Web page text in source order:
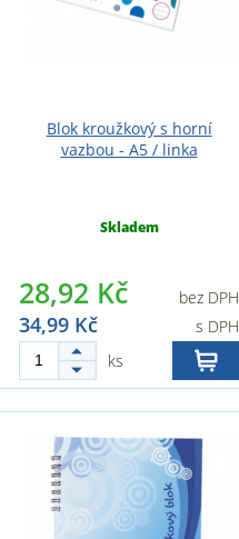
Blok kroužkový s horní
vazbou - A5 / linka
Skladem
28,92 Kč bez DPH
34,99 Kč
s DPH
ks